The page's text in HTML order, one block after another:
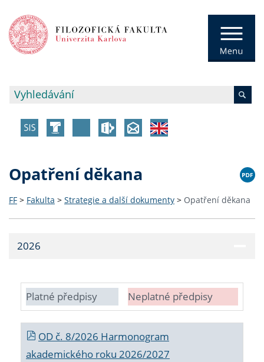
Opatření děkana
FF > Fakulta > Strategie a další dokumenty > Opatření děkana
2026
Platné předpisy Neplatné předpisy
OD č. 8/2026 Harmonogram
akademického roku 2026/2027